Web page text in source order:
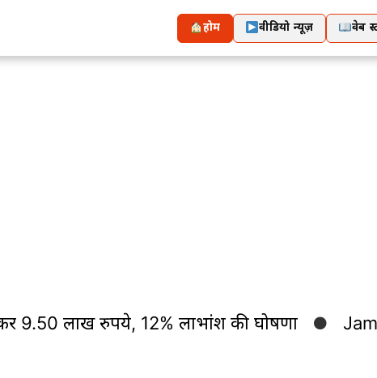
होम वीडियो न्यूज़ वेब
रुपये, 12% लाभांश की घोषणा Jamshedpur :